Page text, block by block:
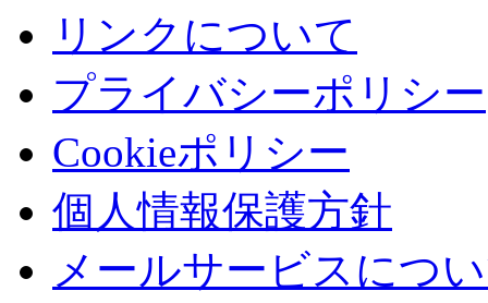
リンクについて
プライバシーポリシー
Cookieポリシー
個人情報保護方針
メールサービスにつ